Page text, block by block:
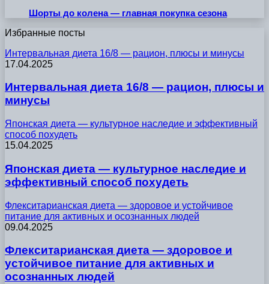
Шорты до колена — главная покупка сезона
Избранные посты
Интервальная диета 16/8 — рацион, плюсы и минусы
17.04.2025
Интервальная диета 16/8 — рацион, плюсы и
минусы
Японская диета — культурное наследие и эффективный
способ похудеть
15.04.2025
Японская диета — культурное наследие и
эффективный способ похудеть
Флекситарианская диета — здоровое и устойчивое
питание для активных и осознанных людей
09.04.2025
Флекситарианская диета — здоровое и
устойчивое питание для активных и
осознанных людей